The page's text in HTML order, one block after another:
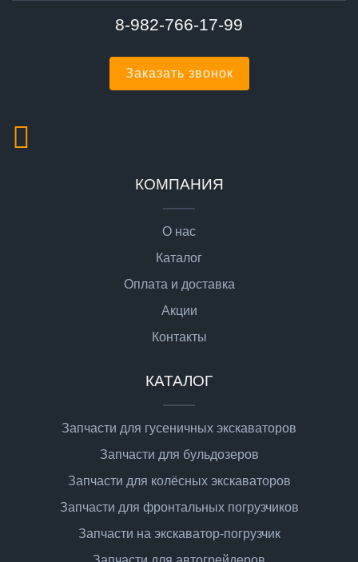
8-982-766-17-99
Заказать звонок
КОМПАНИЯ
О нас
Каталог
Оплата и доставка
Акции
Контакты
КАТАЛОГ
Запчасти для гусеничных экскаваторов
Запчасти для бульдозеров
Запчасти для колёсных экскаваторов
Запчасти для фронтальных погрузчиков
Запчасти на экскаватор-погрузчик